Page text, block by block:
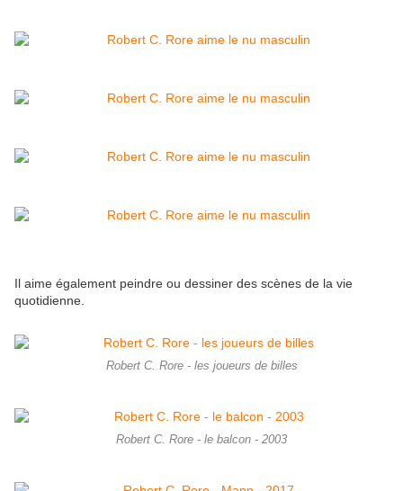
Il aime également peindre ou dessiner des scènes de la vie
quotidienne.
Robert C. Rore - les joueurs de billes
Robert C. Rore - le balcon - 2003